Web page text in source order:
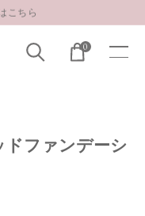
ンプレゼント
こちら
ンプレゼント
0
ドファンデーシ